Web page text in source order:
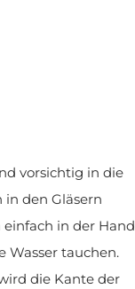
vorsichtig in die
in den Gläsern
in der Hand
Wasser tauchen.
die Kante der